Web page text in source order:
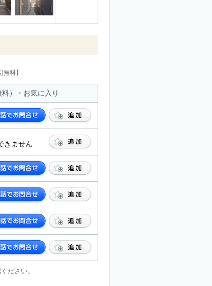
料】
）・お気に入り
きません
ださい。